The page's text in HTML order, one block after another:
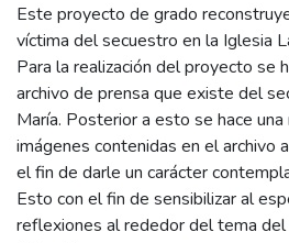
Este proyecto de grado
víctima del secuestro en la Iglesia
Para la realización del proyecto se
archivo de prensa que existe del
María. Posterior a esto se hace
imágenes contenidas en el archivo
el fin de darle un carácter
Esto con el fin de sensibilizar al
reflexiones al rededor del tema